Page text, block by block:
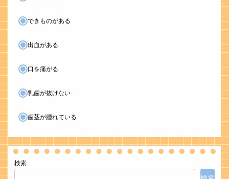
できものがある
出血がある
口を痛がる
乳歯が抜けない
歯茎が腫れている
検索